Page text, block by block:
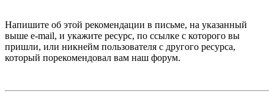
Напишите об этой рекомендации в письме, на указанный
выше e-mail, и укажите ресурс, по ссылке с которого вы
пришли, или никнейм пользователя с другого ресурса,
который порекомендовал вам наш форум.